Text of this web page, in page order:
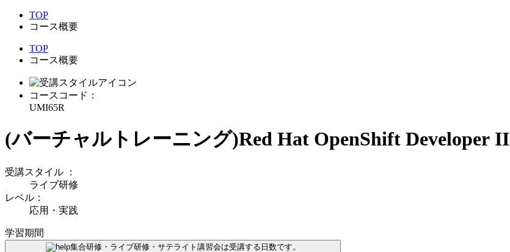
TOP
コース概要
TOP
コース概要
コースコード：
UMI65R
(バーチャルトレーニング)Red Hat OpenShift Developer II
受講スタイル ：
ライブ研修
レベル：
応用・実践
学習期間
集合研修・ライブ研修・サテライト講習会は受講する日数です。